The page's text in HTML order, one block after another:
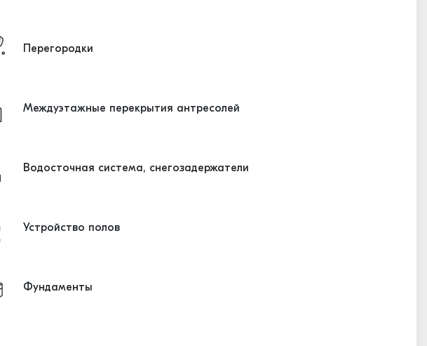
Перегородки
Междуэтажные перекрытия антресолей
Водосточная система, снегозадержатели
Устройство полов
Фундаменты